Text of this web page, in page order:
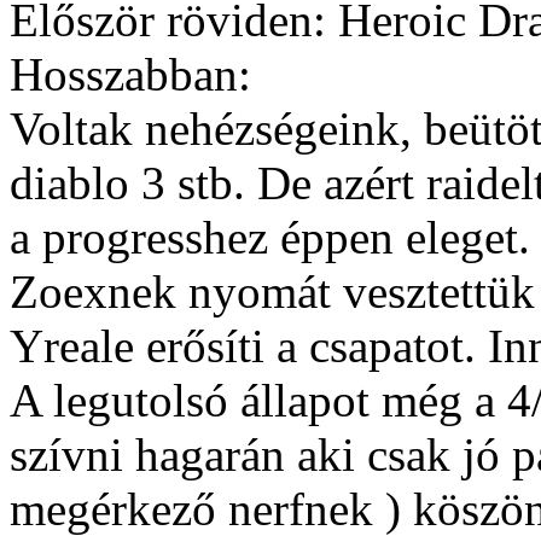
Először röviden: Heroic
Hosszabban:
Voltak nehézségeink,
diablo 3 stb. De azért
a progresshez éppen
Zoexnek nyomát
Yreale erősíti a csapatot.
A legutolsó állapot még a
szívni hagarán aki csak jó
megérkező nerfnek )